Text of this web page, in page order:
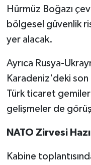
Hürmüz Boğazı
bölgesel güvenlik
yer alacak.
Ayrıca Rusya-
Karadeniz'deki
Türk ticaret
gelişmeler de
NATO Zirvesi
Kabine